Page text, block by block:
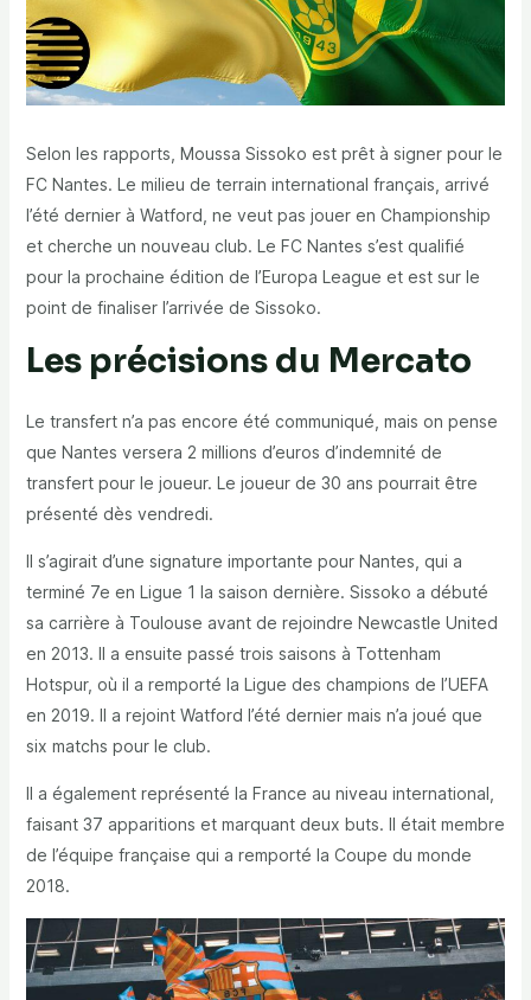
Selon les rapports, Moussa Sissoko est prêt à signer pour le
FC Nantes. Le milieu de terrain international français, arrivé
l’été dernier à Watford, ne veut pas jouer en Championship
et cherche un nouveau club. Le FC Nantes s’est qualifié
pour la prochaine édition de l’Europa League et est sur le
point de finaliser l’arrivée de Sissoko.
Les précisions du Mercato
Le transfert n’a pas encore été communiqué, mais on pense
que Nantes versera 2 millions d’euros d’indemnité de
transfert pour le joueur. Le joueur de 30 ans pourrait être
présenté dès vendredi.
Il s’agirait d’une signature importante pour Nantes, qui a
terminé 7e en Ligue 1 la saison dernière. Sissoko a débuté
sa carrière à Toulouse avant de rejoindre Newcastle United
en 2013. Il a ensuite passé trois saisons à Tottenham
Hotspur, où il a remporté la Ligue des champions de l’UEFA
en 2019. Il a rejoint Watford l’été dernier mais n’a joué que
six matchs pour le club.
Il a également représenté la France au niveau international,
faisant 37 apparitions et marquant deux buts. Il était membre
de l’équipe française qui a remporté la Coupe du monde
2018.